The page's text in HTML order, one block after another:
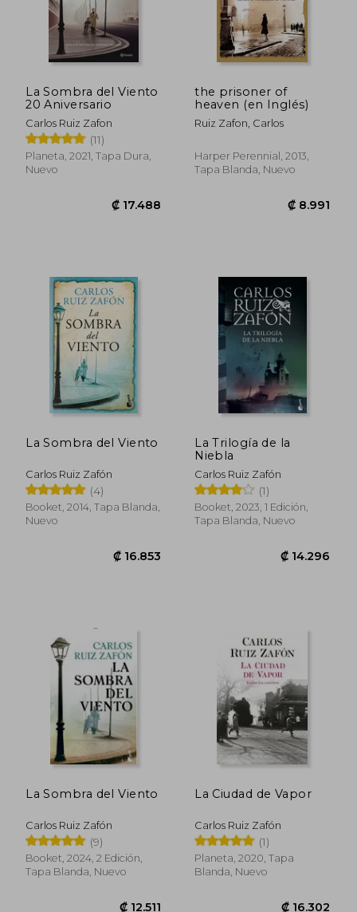
₡ 14.158
La Sombra del Viento
20 Aniversario
Carlos Ruiz Zafon
(11)
Planeta, 2021, Tapa Dura,
Nuevo
the prisoner of
heaven (en Inglés)
Ruiz Zafon, Carlos
Harper Perennial, 2013,
Tapa Blanda, Nuevo
La Sombra del Viento
Carlos Ruiz Zafón
(4)
Booket, 2014, Tapa Blanda,
Nuevo
La Trilogía de la
Niebla
Carlos Ruiz Zafón
(1)
Booket, 2023, 1 Edición,
Tapa Blanda, Nuevo
La Sombra del Viento
Carlos Ruiz Zafón
(9)
Booket, 2024, 2 Edición,
Tapa Blanda, Nuevo
La Ciudad de Vapor
Carlos Ruiz Zafón
(1)
Planeta, 2020, Tapa
Blanda, Nuevo